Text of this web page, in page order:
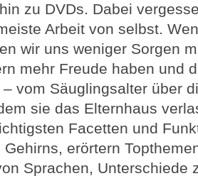
zu DVDs. Dabei
Arbeit von selbst.
wir uns weniger Sorgen
mehr Freude haben und
vom Säuglingsalter über
sie das Elternhaus
Facetten und
erörtern
Sprachen, Unterschiede